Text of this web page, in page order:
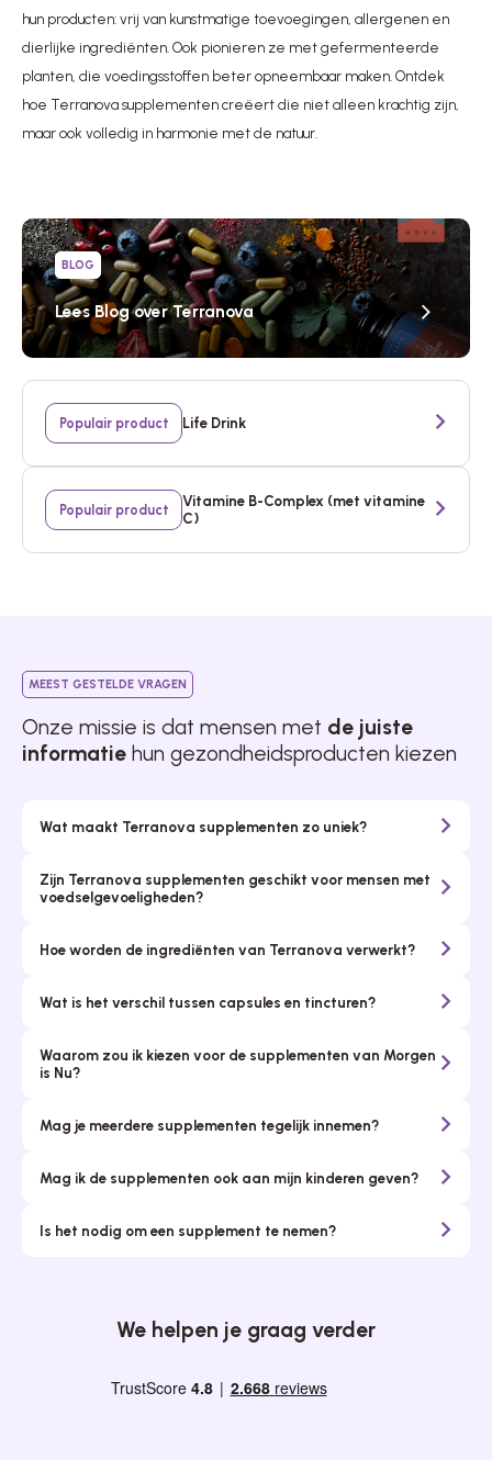
hun producten: vrij van kunstmatige toevoegingen, allergenen en
dierlijke ingrediënten. Ook pionieren ze met gefermenteerde
planten, die voedingsstoffen beter opneembaar maken. Ontdek
hoe Terranova supplementen creëert die niet alleen krachtig zijn,
maar ook volledig in harmonie met de natuur.
BLOG
Lees Blog over Terranova
Populair product Life Drink
Populair product
Vitamine B-Complex (met vitamine
C)
MEEST GESTELDE VRAGEN
Onze missie is dat mensen met de juiste
informatie hun gezondheidsproducten kiezen
Wat maakt Terranova supplementen zo uniek?
Zijn Terranova supplementen geschikt voor mensen met
voedselgevoeligheden?
Hoe worden de ingrediënten van Terranova verwerkt?
Wat is het verschil tussen capsules en tincturen?
Waarom zou ik kiezen voor de supplementen van Morgen
is Nu?
Mag je meerdere supplementen tegelijk innemen?
Mag ik de supplementen ook aan mijn kinderen geven?
Is het nodig om een supplement te nemen?
We helpen je graag verder